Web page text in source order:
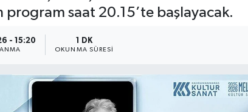
saat 20.15’te başlayacak.
- 15:20 1 DK
OKUNMA SÜRESI